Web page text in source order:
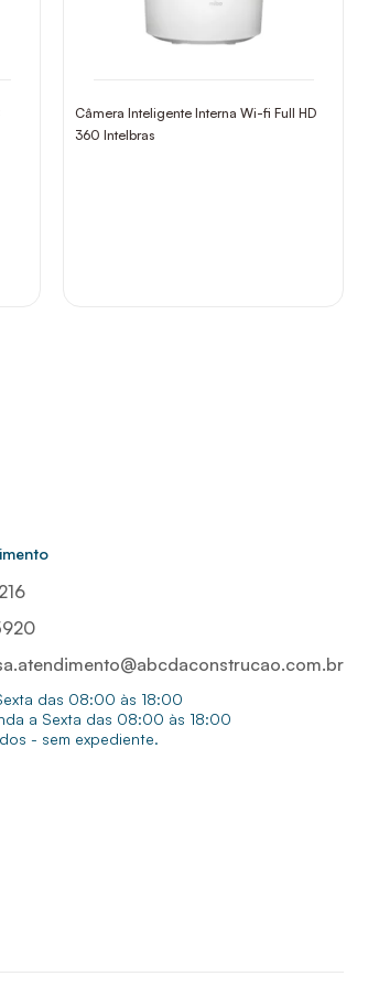
Câmera Inteligente Interna Wi-fi Full HD
360 Intelbras
das 08:00 às 18:00
a Sexta das 08:00 às 18:00
- sem expediente.